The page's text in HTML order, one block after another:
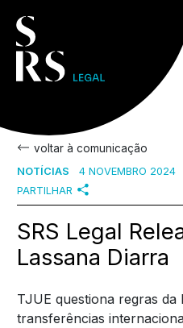
voltar à comunicação
NOTÍCIAS
4 NOVEMBRO 2024
PARTILHAR
SRS Legal
Lassana Diarra
TJUE questiona regras da
transferências